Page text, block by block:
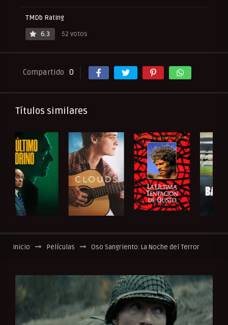
TMDb Rating
6.3
52 votos
Compartido 0
Títulos similares
Inicio Películas Oso Sangriento: La Noche del Terror